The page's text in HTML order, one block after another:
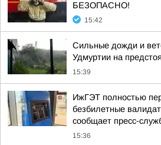
БЕЗОПАСНО!
15:42
Сильные дожди и
Удмуртии на
15:39
ИжГЭТ полностью
безбилетные
сообщает пресс-
15:36